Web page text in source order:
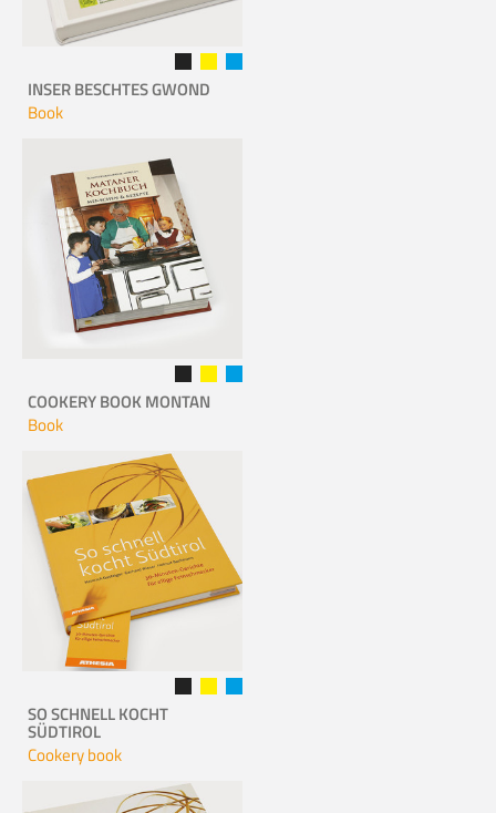
INSER BESCHTES GWOND
Book
COOKERY BOOK MONTAN
Book
SO SCHNELL KOCHT
SÜDTIROL
Cookery book